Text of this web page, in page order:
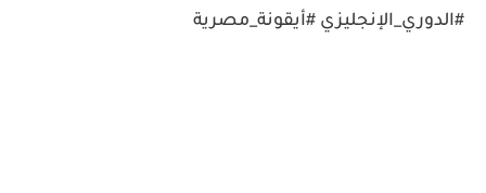
#الدوري_الإنجليزي #أيقونة_مصرية